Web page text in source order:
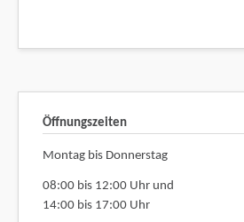
Öffnungszeiten
Montag bis Donnerstag
08:00 bis 12:00 Uhr und
14:00 bis 17:00 Uhr